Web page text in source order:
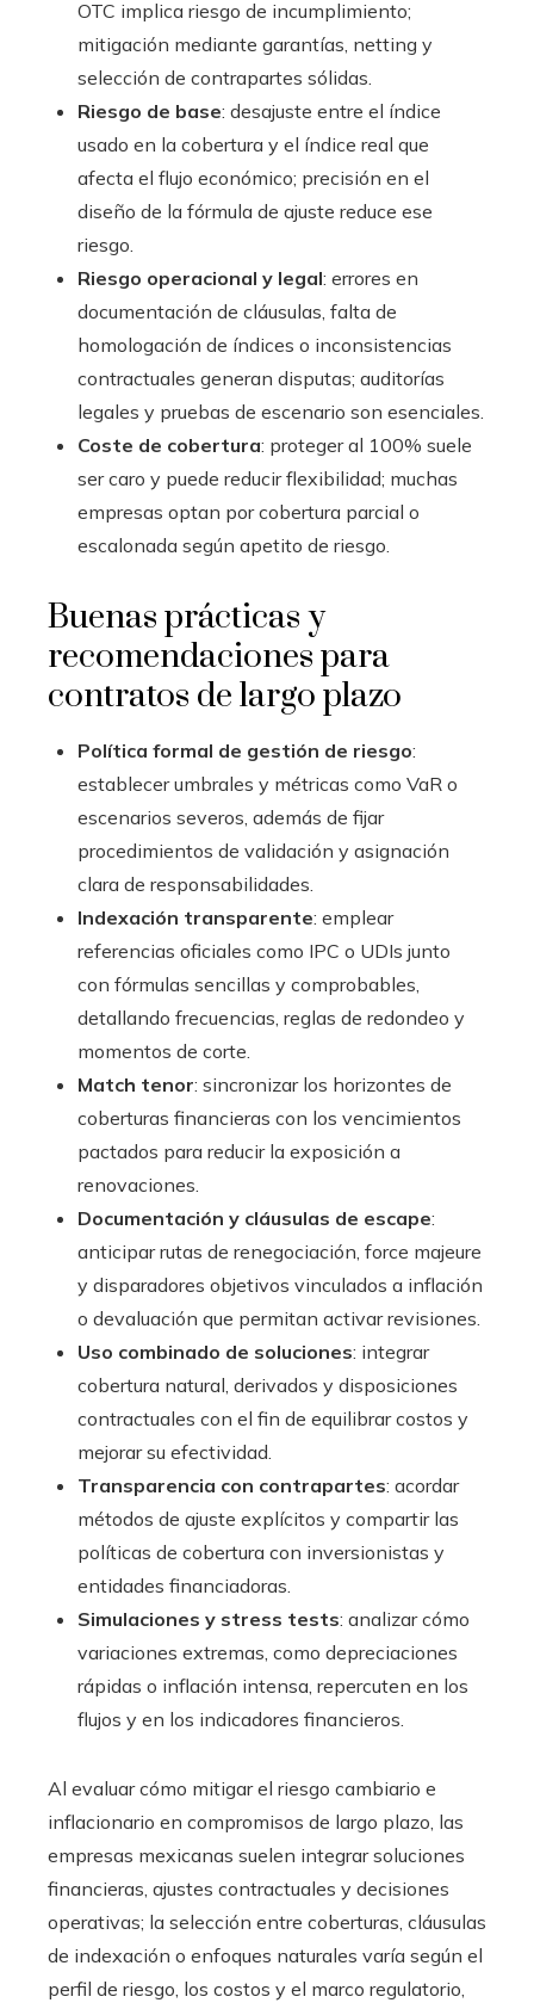
OTC implica riesgo de incumplimiento;
mitigación mediante garantías, netting y
selección de contrapartes sólidas.
Riesgo de base: desajuste entre el índice
usado en la cobertura y el índice real que
afecta el flujo económico; precisión en el
diseño de la fórmula de ajuste reduce ese
riesgo.
Riesgo operacional y legal: errores en
documentación de cláusulas, falta de
homologación de índices o inconsistencias
contractuales generan disputas; auditorías
legales y pruebas de escenario son esenciales.
Coste de cobertura: proteger al 100% suele
ser caro y puede reducir flexibilidad; muchas
empresas optan por cobertura parcial o
escalonada según apetito de riesgo.
Buenas prácticas y
recomendaciones para
contratos de largo plazo
Política formal de gestión de riesgo:
establecer umbrales y métricas como VaR o
escenarios severos, además de fijar
procedimientos de validación y asignación
clara de responsabilidades.
Indexación transparente: emplear
referencias oficiales como IPC o UDIs junto
con fórmulas sencillas y comprobables,
detallando frecuencias, reglas de redondeo y
momentos de corte.
Match tenor: sincronizar los horizontes de
coberturas financieras con los vencimientos
pactados para reducir la exposición a
renovaciones.
Documentación y cláusulas de escape:
anticipar rutas de renegociación, force majeure
y disparadores objetivos vinculados a inflación
o devaluación que permitan activar revisiones.
Uso combinado de soluciones: integrar
cobertura natural, derivados y disposiciones
contractuales con el fin de equilibrar costos y
mejorar su efectividad.
Transparencia con contrapartes: acordar
métodos de ajuste explícitos y compartir las
políticas de cobertura con inversionistas y
entidades financiadoras.
Simulaciones y stress tests: analizar cómo
variaciones extremas, como depreciaciones
rápidas o inflación intensa, repercuten en los
flujos y en los indicadores financieros.
Al evaluar cómo mitigar el riesgo cambiario e
inflacionario en compromisos de largo plazo, las
empresas mexicanas suelen integrar soluciones
financieras, ajustes contractuales y decisiones
operativas; la selección entre coberturas, cláusulas
de indexación o enfoques naturales varía según el
perfil de riesgo, los costos y el marco regulatorio,